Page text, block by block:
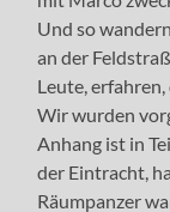
Und so
an der
Leute,
Wir wurden
Anhang ist in
der Eintracht,
Räumpanzer